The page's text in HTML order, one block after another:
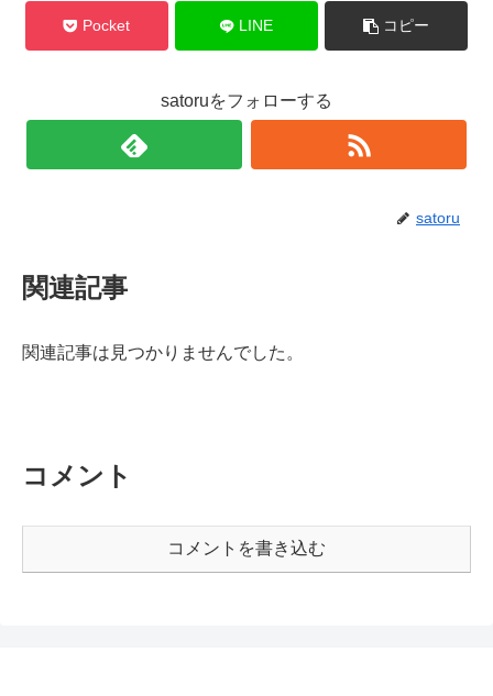
Pocket LINE コピー
satoruをフォローする
satoru
関連記事
関連記事は見つかりませんでした。
コメント
コメントを書き込む